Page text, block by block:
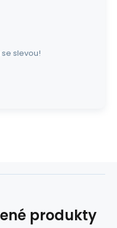
slevou!
produkty